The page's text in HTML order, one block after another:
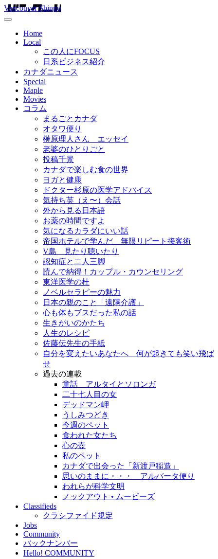
Vancouver Shinpo
Home
Local
この人にFOCUS
日系ビジネス紹介
カナダニュース
Special
Maple
Movies
コラム
まるごとカナダ
オタワ便り
榊原理人さん エッセイ
老婆のひとりごと
投稿千景
カナダで楽しむ食の世界
ヨガと健康
ドクター杉原の医学アドバイス
気持ち英（え〜）会話
外から見る日本語
お薬の時間ですよ
気になるカラダにいい話
帝国ホテルで学んだ 無限リピート接客術
V島 見たり聴いたり
認知症と二人三脚
読んで納得！カップル・カウンセリング
東洋医学の杜
ノベルセラピーの魅力
日本の親のこと「遠隔介護」
心も体もブスだった私の話
生きがいのかたち
人生のレシピ
佐藤伝先生の手紙
自分を変えたいあなたへ 何が起きても笑い飛ば
せ
過去の連載
童話 アルタイとソロンガ
二十七人目の女
デッドマン岬
うしみつどき
今週のペット
食われた女たち
心の壺
私のペット
カナダで出会った「新渡戸稲造」
思いのままに・・・ アルバータ便り
われらが科学文明
ノックアウト • ムービーズ
Classifieds
クラシファイド規定
Jobs
Community
バックナンバー
Hello! COMMUNITY